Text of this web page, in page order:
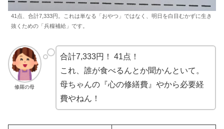
41点、合計7,333円。これは単なる「おやつ」ではなく、明日を白目むかずに生き
抜くための「兵糧補給」です。
修羅の母
合計7,333円！ 41点！
これ、誰が食べるんとか聞かんといて。
母ちゃんの『心の修繕費』やから必要経
費やねん！